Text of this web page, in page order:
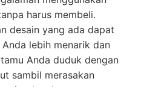
harus membeli.
desain yang ada dapat
lebih menarik dan
Anda duduk dengan
sambil merasakan